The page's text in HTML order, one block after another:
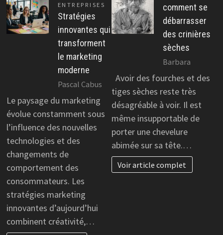
ENTREPRISES
Stratégies
innovantes qui
transforment
le marketing
moderne
Pascal Cabus
Le paysage du marketing
évolue constamment sous
l’influence des nouvelles
technologies et des
changements de
comportement des
consommateurs. Les
stratégies marketing
innovantes d’aujourd’hui
combinent créativité,…
comment se
débarrasser
des crinières
sèches
Barbara
Avoir des fourches et des
tiges sèches reste très
désagréable à voir. Il est
même insupportable de
porter une chevelure
abimée sur sa tête.…
Voir article complet